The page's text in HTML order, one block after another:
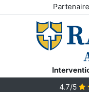
4.7/5